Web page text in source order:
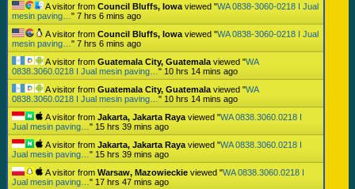
A visitor from Council Bluffs, Iowa viewed "WA 0838-3060-0218 I Jual
mesin paving… " 7 hrs 6 mins ago
A visitor from Council Bluffs, Iowa viewed "WA 0838-3060-0218 I Jual
mesin paving… " 7 hrs 6 mins ago
A visitor from Guatemala City, Guatemala viewed "WA
0838.3060.0218 I Jual mesin paving… " 10 hrs 14 mins ago
A visitor from Guatemala City, Guatemala viewed "WA
0838.3060.0218 I Jual mesin paving… " 10 hrs 14 mins ago
A visitor from Jakarta, Jakarta Raya viewed "WA 0838.3060.0218 I
Jual mesin paving… " 15 hrs 39 mins ago
A visitor from Jakarta, Jakarta Raya viewed "WA 0838.3060.0218 I
Jual mesin paving… " 15 hrs 39 mins ago
A visitor from Warsaw, Mazowieckie viewed "WA 0838.3060.0218 I
Jual mesin paving… " 17 hrs 47 mins ago